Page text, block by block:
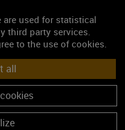
?
are used for statistical
third party services.
to the use of cookies.
all